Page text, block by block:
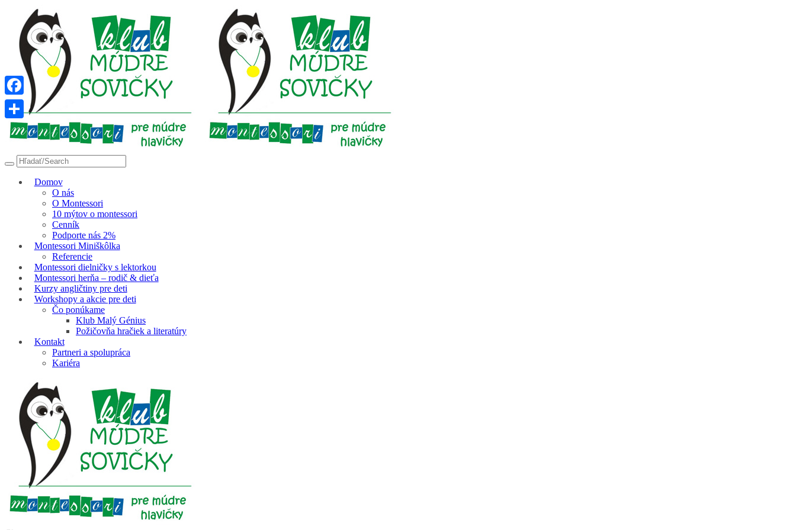
Domov
O nás
O Montessori
10 mýtov o montessori
Cenník
Podporte nás 2%
Montessori Miniškôlka
Referencie
Montessori dielničky s lektorkou
Montessori herňa – rodič & dieťa
Kurzy angličtiny pre deti
Workshopy a akcie pre deti
Čo ponúkame
Klub Malý Génius
Požičovňa hračiek a literatúry
Kontakt
Partneri a spolupráca
Kariéra
Facebook
Share